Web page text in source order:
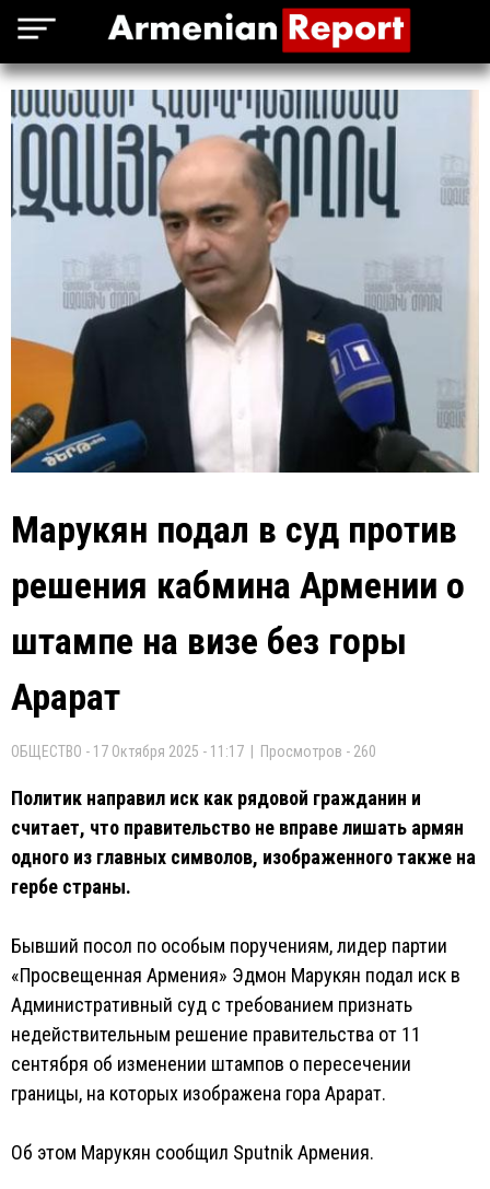
Марукян подал в суд против
решения кабмина Армении о
штампе на визе без горы
Арарат
ОБЩЕСТВО - 17 Октября 2025 - 11:17 | Просмотров - 260
Политик направил иск как рядовой гражданин и
считает, что правительство не вправе лишать армян
одного из главных символов, изображенного также на
гербе страны.
Бывший посол по особым поручениям, лидер партии
«Просвещенная Армения» Эдмон Марукян подал иск в
Административный суд с требованием признать
недействительным решение правительства от 11
сентября об изменении штампов о пересечении
границы, на которых изображена гора Арарат.
Об этом Марукян сообщил Sputnik Армения.